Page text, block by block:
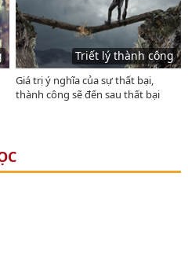
Triết lý thành công
Giá trị ý nghĩa của sự thất bại,
thành công sẽ đến sau thất bại